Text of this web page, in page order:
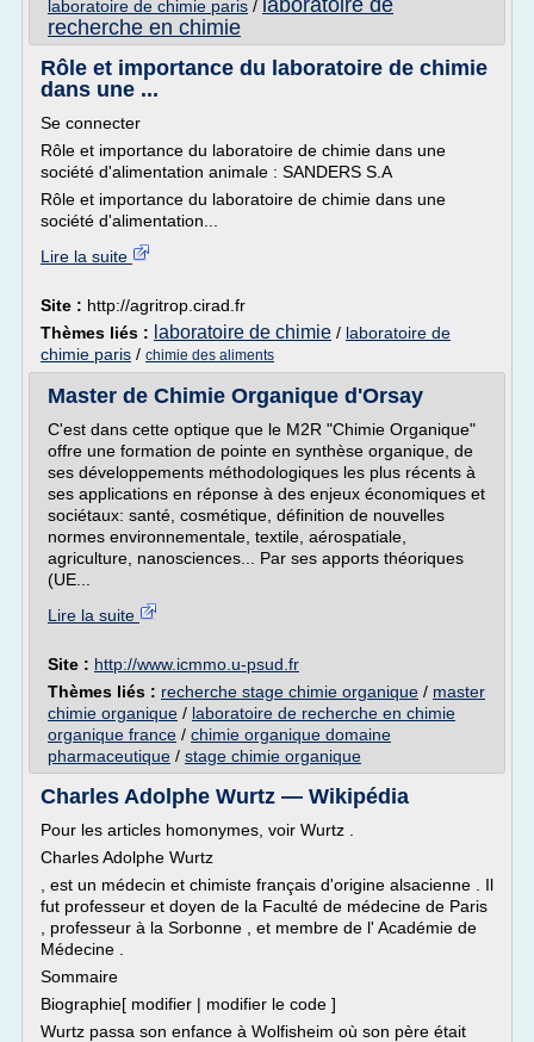
laboratoire de chimie paris / laboratoire de
recherche en chimie
Rôle et importance du laboratoire de chimie
dans une ...
Se connecter
Rôle et importance du laboratoire de chimie dans une
société d'alimentation animale : SANDERS S.A
Rôle et importance du laboratoire de chimie dans une
société d'alimentation...
Lire la suite
Site : http://agritrop.cirad.fr
Thèmes liés : laboratoire de chimie / laboratoire de
chimie paris / chimie des aliments
Master de Chimie Organique d'Orsay
C'est dans cette optique que le M2R "Chimie Organique"
offre une formation de pointe en synthèse organique, de
ses développements méthodologiques les plus récents à
ses applications en réponse à des enjeux économiques et
sociétaux: santé, cosmétique, définition de nouvelles
normes environnementale, textile, aérospatiale,
agriculture, nanosciences... Par ses apports théoriques
(UE...
Lire la suite
Site : http://www.icmmo.u-psud.fr
Thèmes liés : recherche stage chimie organique / master
chimie organique / laboratoire de recherche en chimie
organique france / chimie organique domaine
pharmaceutique / stage chimie organique
Charles Adolphe Wurtz — Wikipédia
Pour les articles homonymes, voir Wurtz .
Charles Adolphe Wurtz
, est un médecin et chimiste français d'origine alsacienne . Il
fut professeur et doyen de la Faculté de médecine de Paris
, professeur à la Sorbonne , et membre de l' Académie de
Médecine .
Sommaire
Biographie[ modifier | modifier le code ]
Wurtz passa son enfance à Wolfisheim où son père était